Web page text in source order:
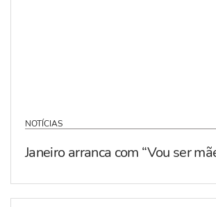
NOTÍCIAS
Janeiro arranca com “Vou ser